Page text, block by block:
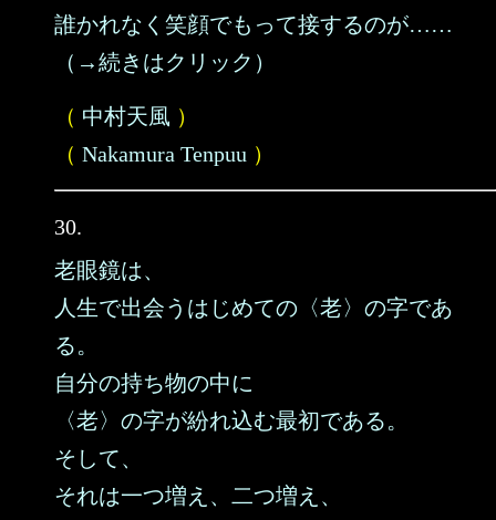
誰かれなく笑顔でもって接するのが……
（→続きはクリック）
（ 中村天風 ）
（ Nakamura Tenpuu ）
30.
老眼鏡は、
人生で出会うはじめての〈老〉の字であ
る。
自分の持ち物の中に
〈老〉の字が紛れ込む最初である。
そして、
それは一つ増え、二つ増え、